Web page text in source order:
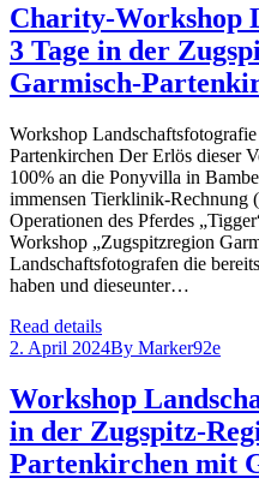
Charity-Workshop
3 Tage in der
Garmisch-
Workshop
Partenkirchen Der Erlös dieser
100% an die Ponyvilla in
immensen Tierklinik-Rechnung
Operationen des Pferdes
Workshop „Zugspitzregion
Landschaftsfotografen die
haben und dieseunter…
Read details
2. April 2024By Marker92e
Workshop
in der Zugspitz-
Partenkirchen mit